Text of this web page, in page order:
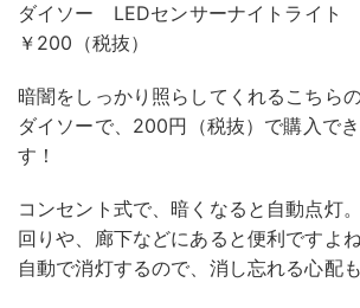
ダイソー LEDセンサーナイトライト
￥200（税抜）
暗闇をしっかり照らしてくれるこちら
ダイソーで、200円（税抜）で購入で
す！
コンセント式で、暗くなると自動点灯
回りや、廊下などにあると便利ですよ
自動で消灯するので、消し忘れる心配